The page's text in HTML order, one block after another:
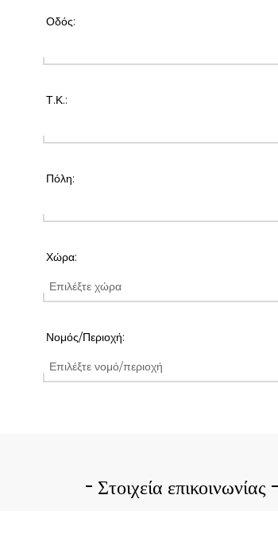
Οδός:
Τ.Κ.:
Πόλη:
Χώρα:
Νομός/Περιοχή:
Στοιχεία επικοινωνίας